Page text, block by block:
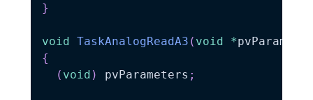
}
void TaskAnalogReadA3 ( void *
{
( void ) pvParameters ;